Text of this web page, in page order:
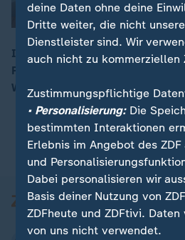
00:05
In einer Stichwahl entscheidet
Präsidenten. Als Favorit gilt
Wahl findet unter hohen
deine Daten ohne deine
Dritte weiter, die nicht
Dienstleister sind. Wir
auch nicht zu kommerziellen
Zustimmungspflichtige
• Personalisierung:Die
bestimmten Interaktionen
Erlebnis im Angebot des
und
Dabei personalisieren wir
Basis deiner Nutzung von
ZDFheute und ZDFtivi.
von uns nicht verwendet.